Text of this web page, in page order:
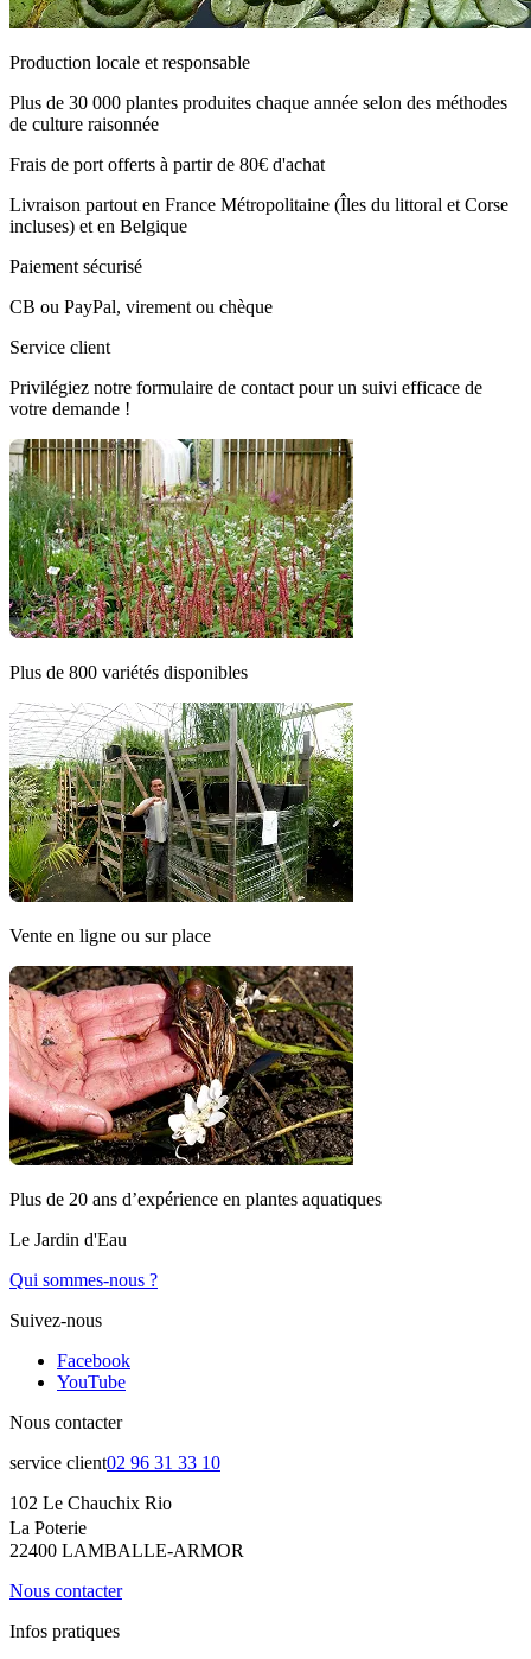
Production locale et responsable
Plus de 30 000 plantes produites chaque année selon des méthodes
de culture raisonnée
Frais de port offerts à partir de 80€ d'achat
Livraison partout en France Métropolitaine (Îles du littoral et Corse
incluses) et en Belgique
Paiement sécurisé
CB ou PayPal, virement ou chèque
Service client
Privilégiez notre formulaire de contact pour un suivi efficace de
votre demande !
Plus de 800 variétés disponibles
Vente en ligne ou sur place
Plus de 20 ans d’expérience en plantes aquatiques
Le Jardin d'Eau
Qui sommes-nous ?
Suivez-nous
Facebook
YouTube
Nous contacter
service client02 96 31 33 10
102 Le Chauchix Rio
La Poterie
22400 LAMBALLE-ARMOR
Nous contacter
Infos pratiques